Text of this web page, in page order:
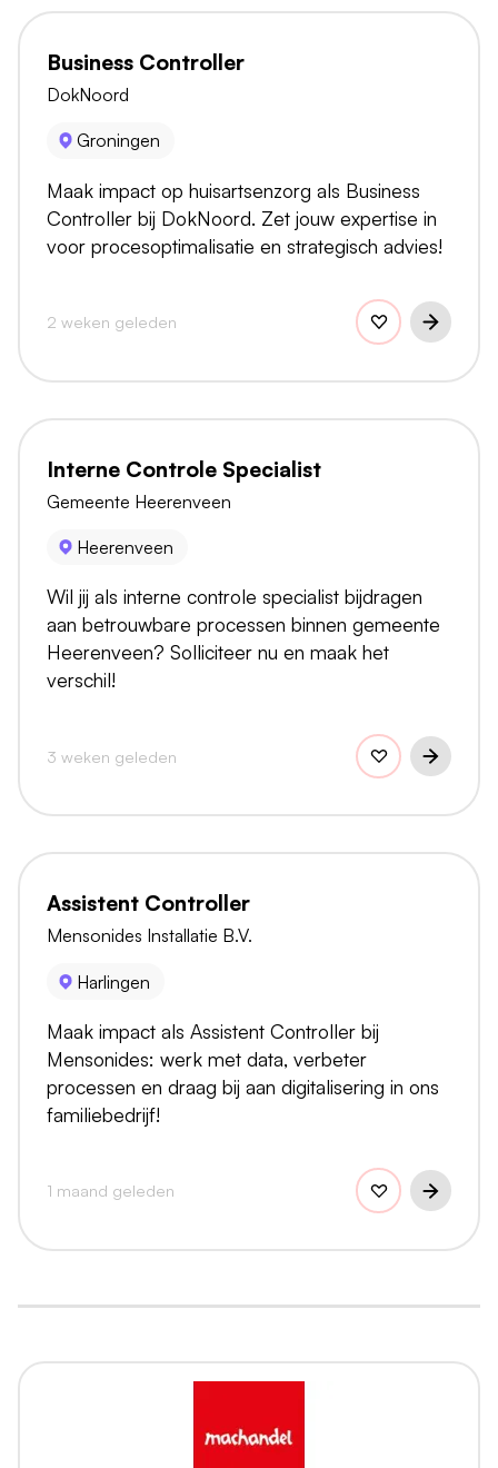
Business Controller
DokNoord
Groningen
Maak impact op huisartsenzorg als Business
Controller bij DokNoord. Zet jouw expertise in
voor procesoptimalisatie en strategisch advies!
2 weken geleden
Interne Controle Specialist
Gemeente Heerenveen
Heerenveen
Wil jij als interne controle specialist bijdragen
aan betrouwbare processen binnen gemeente
Heerenveen? Solliciteer nu en maak het
verschil!
3 weken geleden
Assistent Controller
Mensonides Installatie B.V.
Harlingen
Maak impact als Assistent Controller bij
Mensonides: werk met data, verbeter
processen en draag bij aan digitalisering in ons
familiebedrijf!
1 maand geleden